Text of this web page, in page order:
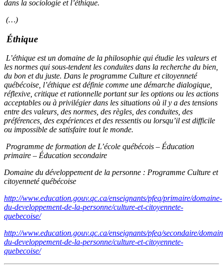
dans la sociologie et l’éthique.
(…)
Éthique
L’éthique est un domaine de la philosophie qui étudie les valeurs et
les normes qui sous-tendent les conduites dans la recherche du bien,
du bon et du juste. Dans le programme Culture et citoyenneté
québécoise, l’éthique est définie comme une démarche dialogique,
réflexive, critique et rationnelle portant sur les options ou les actions
acceptables ou à privilégier dans les situations où il y a des tensions
entre des valeurs, des normes, des règles, des conduites, des
préférences, des expériences et des ressentis ou lorsqu’il est difficile
ou impossible de satisfaire tout le monde.
Programme de formation de L’école québécois – Éducation
primaire – Éducation secondaire
Domaine du développement de la personne : Programme Culture et
citoyenneté québécoise
http://www.education.gouv.qc.ca/enseignants/pfeq/primaire/domaine-
du-developpement-de-la-personne/culture-et-citoyennete-
quebecoise/
http://www.education.gouv.qc.ca/enseignants/pfeq/secondaire/
du-developpement-de-la-personne/culture-et-citoyennete-
quebecoise/